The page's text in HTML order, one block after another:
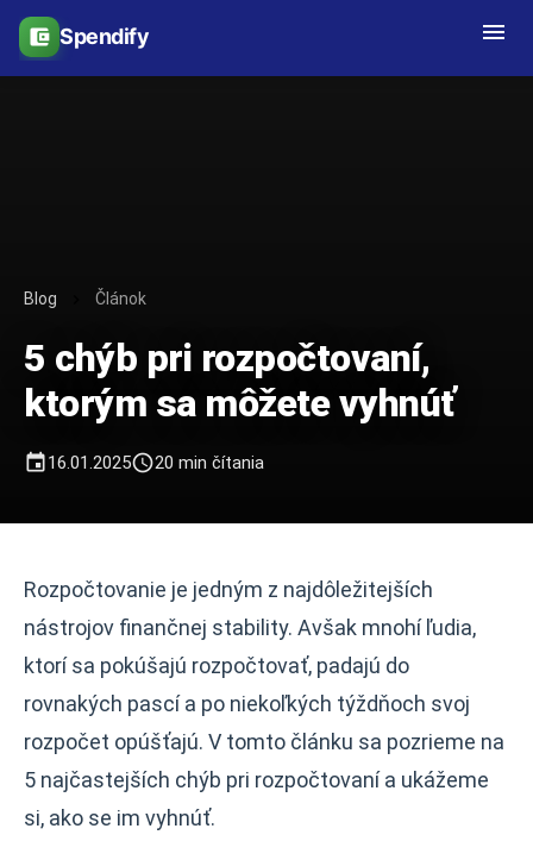
account_balance_wallet Spendify menu
Blog Článok
5 chýb pri rozpočtovaní,
ktorým sa môžete vyhnúť
event16.01.2025access_time20 min čítania
Rozpočtovanie je jedným z najdôležitejších
nástrojov finančnej stability. Avšak mnohí ľudia,
ktorí sa pokúšajú rozpočtovať, padajú do
rovnakých pascí a po niekoľkých týždňoch svoj
rozpočet opúšťajú. V tomto článku sa pozrieme na
5 najčastejších chýb pri rozpočtovaní a ukážeme
si, ako se im vyhnúť.